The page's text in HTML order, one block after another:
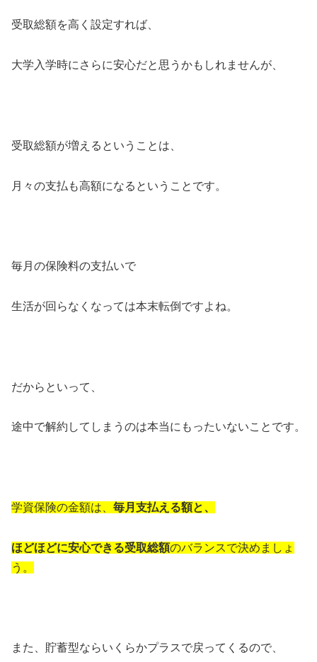
受取総額を高く設定すれば、
大学入学時にさらに安心だと思うかもしれませんが、
受取総額が増えるということは、
月々の支払も高額になるということです。
毎月の保険料の支払いで
生活が回らなくなっては本末転倒ですよね。
だからといって、
途中で解約してしまうのは本当にもったいないことです。
学資保険の金額は、 毎月支払える額と、
ほどほどに安心できる受取総額のバランスで決めましょ
う。
また、貯蓄型ならいくらかプラスで戻ってくるので、